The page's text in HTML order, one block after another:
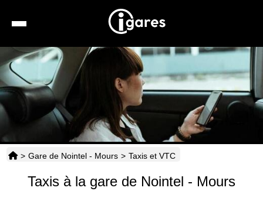
Recherche
Location de voiture
Hôtels
Taxis
> Gare de Nointel - Mours > Taxis et VTC
Taxis à la gare de Nointel - Mours